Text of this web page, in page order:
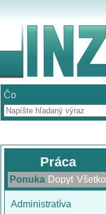
Čo
Práca
Ponuka Dopyt Všetko
Administratíva